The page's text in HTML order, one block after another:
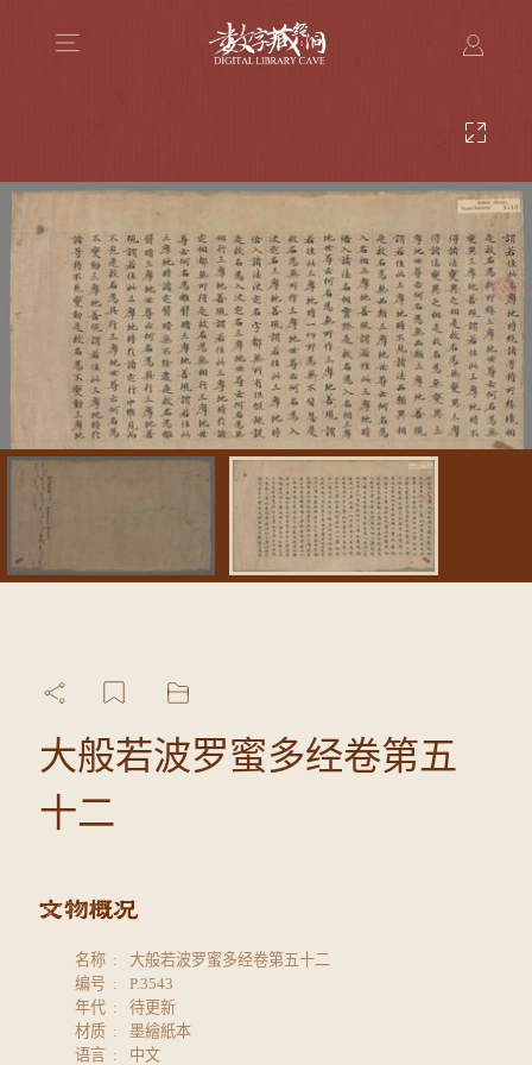
大般若波罗蜜多经卷第五
十二
名称
大般若波罗蜜多经卷第五十二
编号
P.3543
年代
待更新
材质
墨繪紙本
语言
中文